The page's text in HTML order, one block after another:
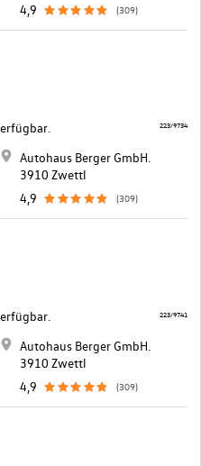
4,9
(309)
Autohaus Berger GmbH.
3910 Zwettl
4,9
(309)
223/9734
Autohaus Berger GmbH.
3910 Zwettl
4,9
(309)
223/9741